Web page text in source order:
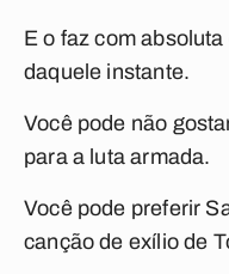
E o faz com
daquele instante.
Você pode não
para a luta armada.
Você pode preferir
canção de exílio de